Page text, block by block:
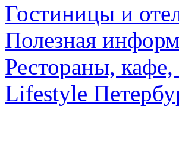
Гостиницы и
Полезная
Рестораны,
Lifestyle